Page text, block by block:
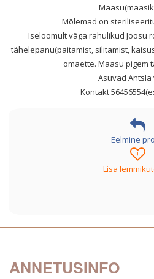
Mõlemad on
Iseloomult väga rahulikud Joosu
tähelepanu(paitamist, silitamist,
omaette. Maasu pigem
Asuvad Antsla
Kontakt
Eelmine
+
Lisa
ANNETUSINFO